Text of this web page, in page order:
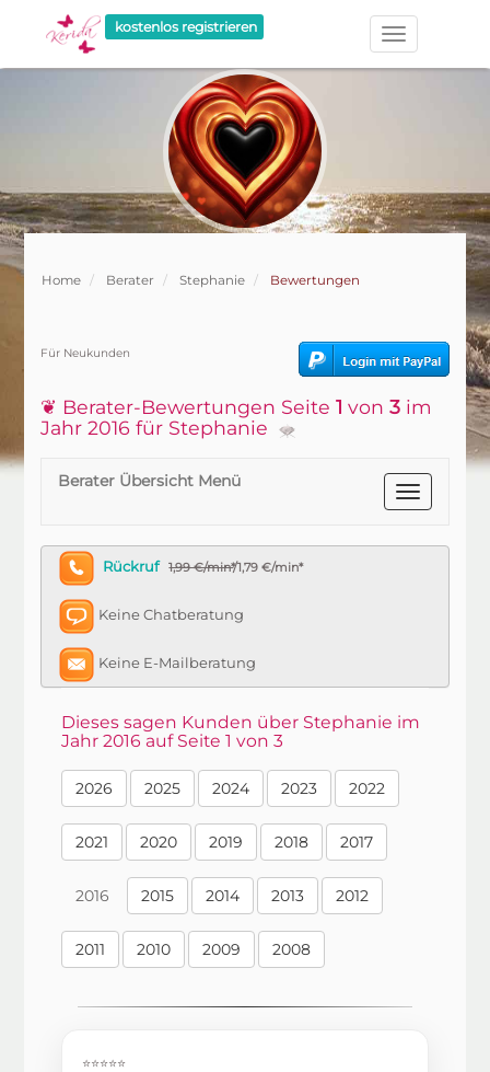
kostenlos registrieren
Home Berater Stephanie Bewertungen
Für Neukunden
❦ Berater-Bewertungen Seite1 von3 im
Jahr 2016 für Stephanie
Berater Übersicht Menü
Rückruf 1,99 €/min*/1,79 €/min*
Keine Chatberatung
Keine E-Mailberatung
Dieses sagen Kunden über Stephanie im
Jahr 2016 auf Seite 1 von 3
2026 2025 2024 2023 2022
2021 2020 2019 2018 2017
2016 2015 2014 2013 2012
2011 2010 2009 2008
⭐⭐⭐⭐⭐